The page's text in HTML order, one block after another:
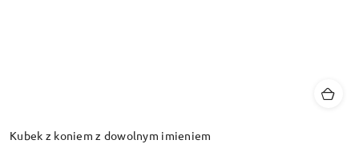
Kubek z koniem z dowolnym imieniem